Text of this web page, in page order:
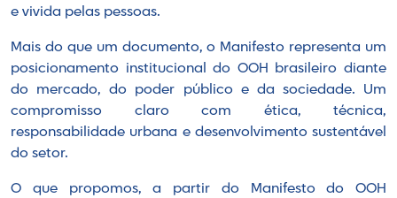
e vivida pelas pessoas.
Mais do que um documento, o Manifesto representa um
posicionamento institucional do OOH brasileiro diante
do mercado, do poder público e da sociedade. Um
compromisso claro com ética, técnica,
responsabilidade urbana e desenvolvimento sustentável
do setor.
O que propomos, a partir do Manifesto do OOH